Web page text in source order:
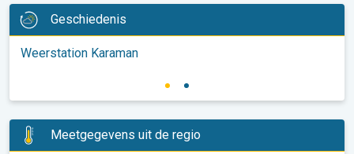
Geschiedenis
Weerstation Karaman
Meetgegevens uit de regio